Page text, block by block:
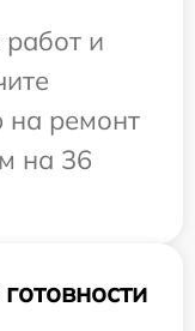
и
ремонт
на 36